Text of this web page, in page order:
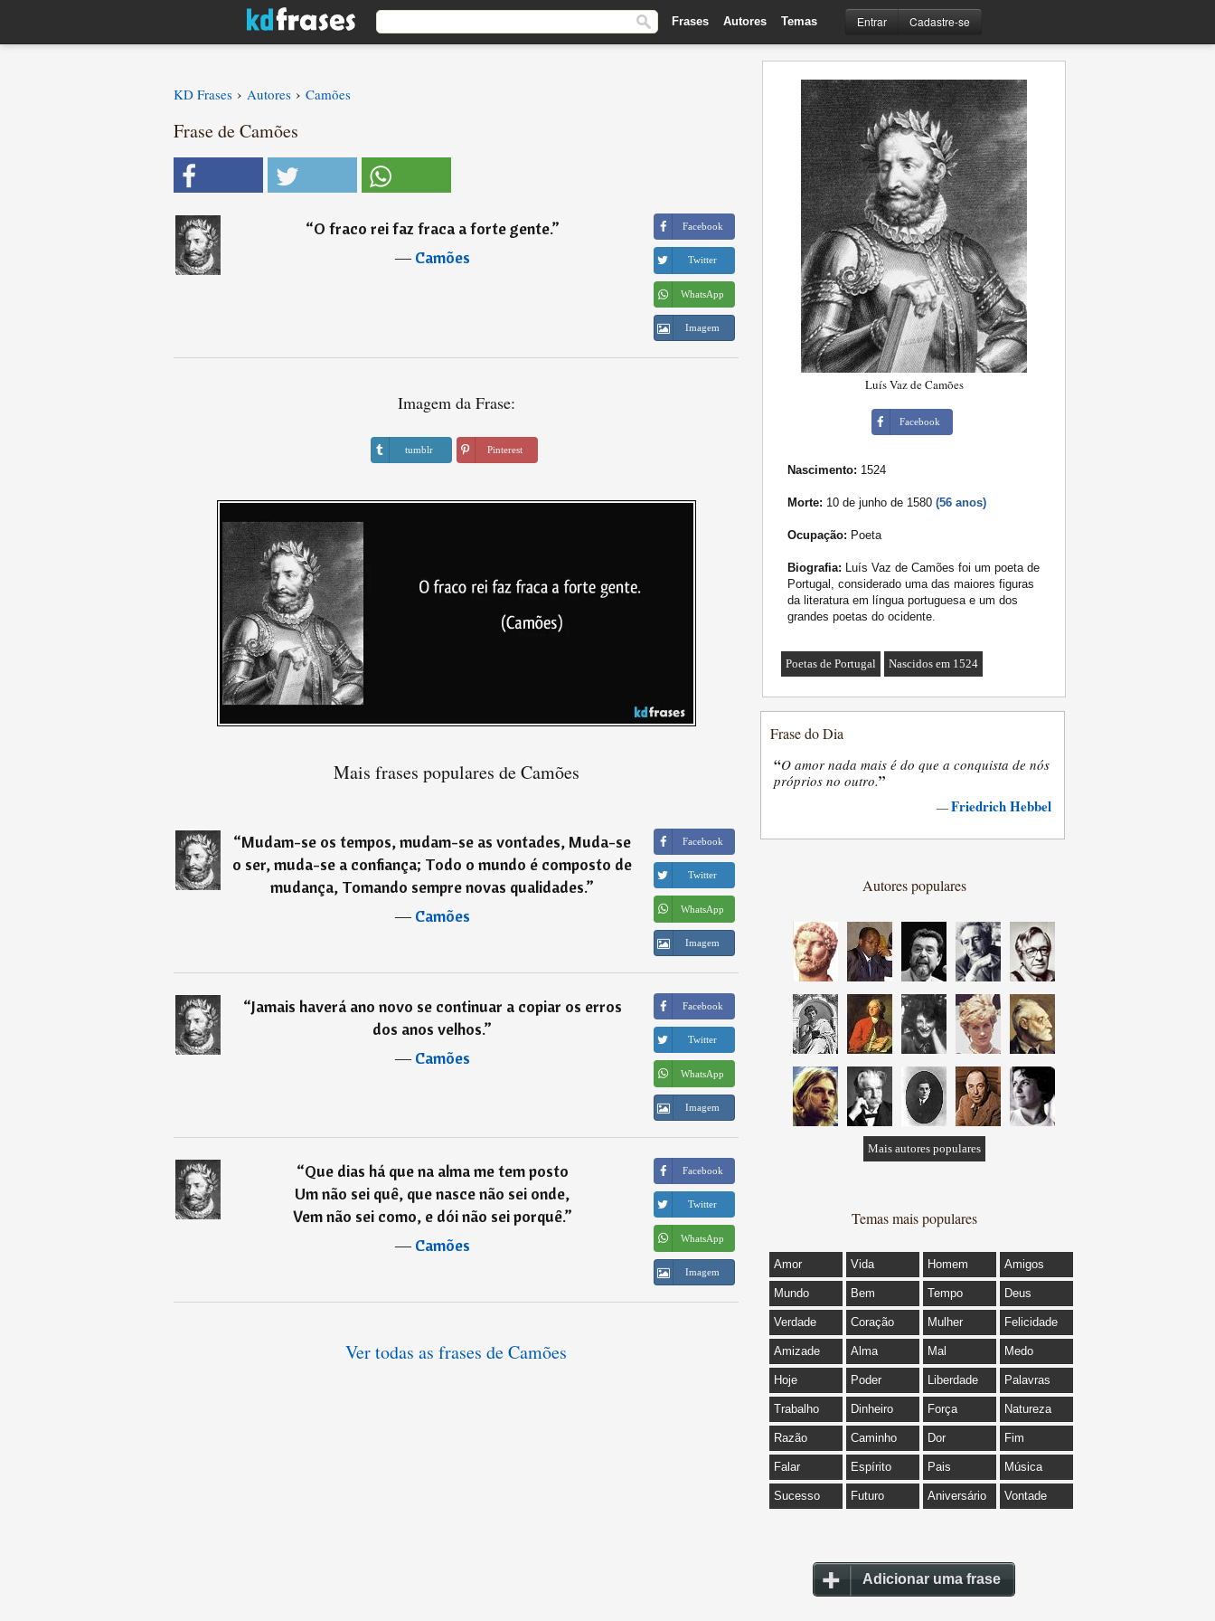
Frases Autores Temas Entrar Cadastre-se
KD Frases › Autores › Camões
Frase de Camões
“O fraco rei faz fraca a forte gente.”
―Camões
Facebook
Twitter
WhatsApp
Imagem
Imagem da Frase:
tumblr Pinterest
Mais frases populares de Camões
“Mudam-se os tempos, mudam-se as vontades, Muda-se
o ser, muda-se a confiança; Todo o mundo é composto de
mudança, Tomando sempre novas qualidades.”
―Camões
Facebook
Twitter
WhatsApp
Imagem
“Jamais haverá ano novo se continuar a copiar os erros
dos anos velhos.”
―Camões
Facebook
Twitter
WhatsApp
Imagem
“Que dias há que na alma me tem posto
Um não sei quê, que nasce não sei onde,
Vem não sei como, e dói não sei porquê.”
―Camões
Facebook
Twitter
WhatsApp
Imagem
Ver todas as frases de Camões
Luís Vaz de Camões
Facebook
Nascimento: 1524
Morte: 10 de junho de 1580 (56 anos)
Ocupação: Poeta
Biografia: Luís Vaz de Camões foi um poeta de
Portugal, considerado uma das maiores figuras
da literatura em língua portuguesa e um dos
grandes poetas do ocidente.
Poetas de Portugal Nascidos em 1524
Frase do Dia
“O amor nada mais é do que a conquista de nós
próprios no outro.”
—Friedrich Hebbel
Autores populares
Mais autores populares
Temas mais populares
Amor Vida Homem Amigos
Mundo Bem Tempo Deus
Verdade Coração Mulher Felicidade
Amizade Alma Mal Medo
Hoje Poder Liberdade Palavras
Trabalho Dinheiro Força Natureza
Razão Caminho Dor Fim
Falar Espírito Pais Música
Sucesso Futuro Aniversário Vontade
Adicionar uma frase